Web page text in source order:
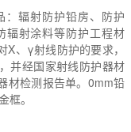
：辐射防护铅房、防护
辐射涂料等防护工程材
、γ射线防护的要求，
并经国家射线防护器材
材检测报告单。0mm铅
框。